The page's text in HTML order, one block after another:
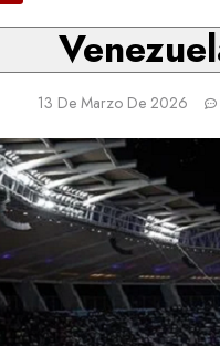
13 De Marzo De 2026